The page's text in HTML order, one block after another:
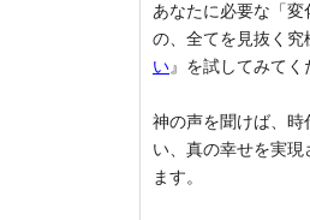
あなたに必要な「
の、全てを見抜く究
い 』を試してみてく
神の声を聞けば、時
い、真の幸せを実現
ます。